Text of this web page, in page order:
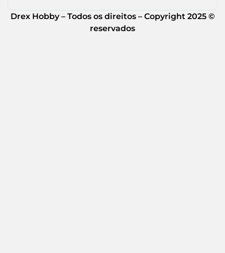
Drex Hobby – Todos os direitos – Copyright 2025 ©
reservados